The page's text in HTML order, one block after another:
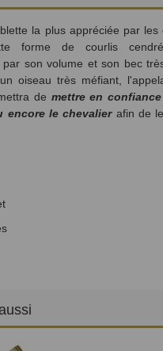
la plus appréciée par les
forme de courlis
son volume et son bec
oiseau très méfiant,
de mettre en
encore le chevalierafin de